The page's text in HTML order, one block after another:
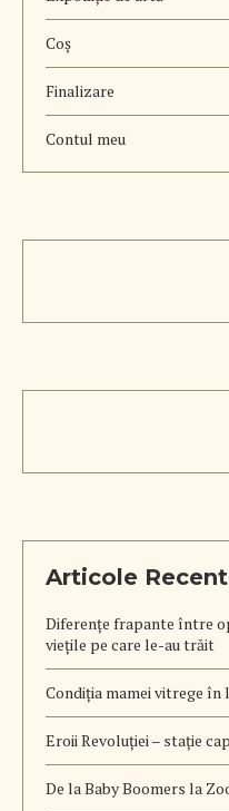
Coș
Finalizare
Contul meu
Articole
Diferențe frapante între
viețile pe care le-au trăit
Condiția mamei vitrege
Eroii Revoluției – stație
De la Baby Boomers la